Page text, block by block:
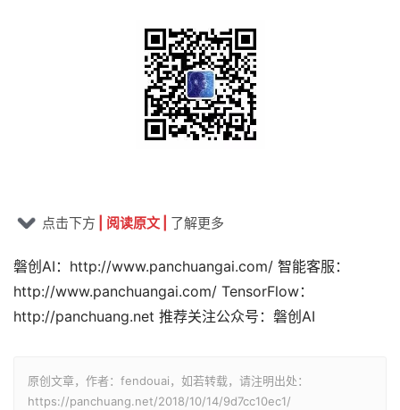
点击下方 阅读原文 了解更多
磐创AI：http://www.panchuangai.com/ 智能客服：
http://www.panchuangai.com/ TensorFlow：
http://panchuang.net 推荐关注公众号：磐创AI
原创文章，作者：fendouai，如若转载，请注明出处：
https://panchuang.net/2018/10/14/9d7cc10ec1/